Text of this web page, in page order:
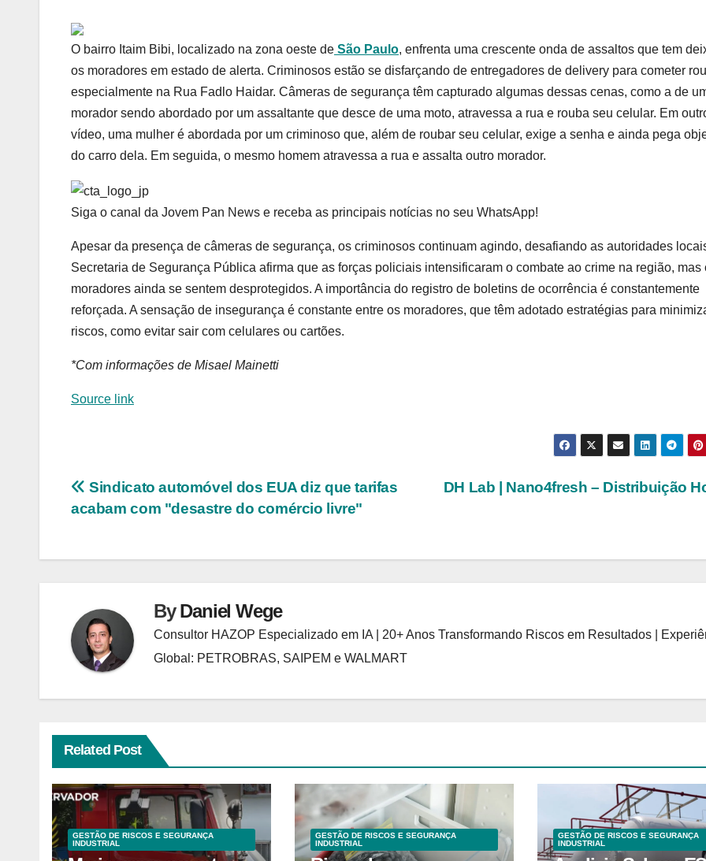
O bairro Itaim Bibi, localizado na zona oeste de São Paulo, enfrenta uma crescente onda de assaltos que tem
os moradores em estado de alerta. Criminosos estão se disfarçando de entregadores de delivery para cometer
especialmente na Rua Fadlo Haidar. Câmeras de segurança têm capturado algumas dessas cenas, como a de
morador sendo abordado por um assaltante que desce de uma moto, atravessa a rua e rouba seu celular. Em
vídeo, uma mulher é abordada por um criminoso que, além de roubar seu celular, exige a senha e ainda pega
do carro dela. Em seguida, o mesmo homem atravessa a rua e assalta outro morador.
Siga o canal da Jovem Pan News e receba as principais notícias no seu WhatsApp!
Apesar da presença de câmeras de segurança, os criminosos continuam agindo, desafiando as autoridades
Secretaria de Segurança Pública afirma que as forças policiais intensificaram o combate ao crime na região, mas
moradores ainda se sentem desprotegidos. A importância do registro de boletins de ocorrência é constantemente
reforçada. A sensação de insegurança é constante entre os moradores, que têm adotado estratégias para
riscos, como evitar sair com celulares ou cartões.
*Com informações de Misael Mainetti
Source link
Navegação
Post
DH Lab | Nano4fresh – Distribuição
Sindicato automóvel dos EUA diz que tarifas
acabam com "desastre do comércio livre"
ByDaniel Wege
Consultor HAZOP Especializado em IA | 20+ Anos Transformando Riscos em Resultados |
Global: PETROBRAS, SAIPEM e WALMART
Related Post
GESTÃO DE RISCOS E SEGURANÇA
INDUSTRIAL
GESTÃO DE RISCOS E SEGURANÇA
INDUSTRIAL
GESTÃO DE RISCOS E SEGURANÇA
INDUSTRIAL